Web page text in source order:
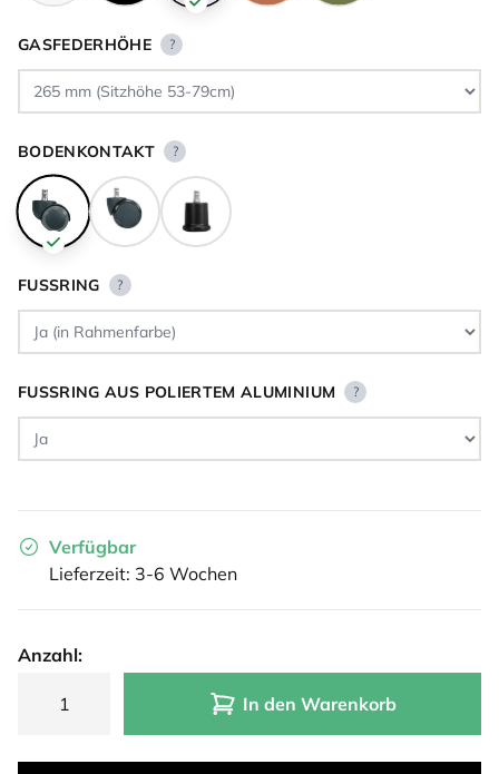
GASFEDERHÖHE ?
BODENKONTAKT ?
FUSSRING ?
FUSSRING AUS POLIERTEM ALUMINIUM ?
Verfügbar
Lieferzeit: 3-6 Wochen
Anzahl:
In den Warenkorb